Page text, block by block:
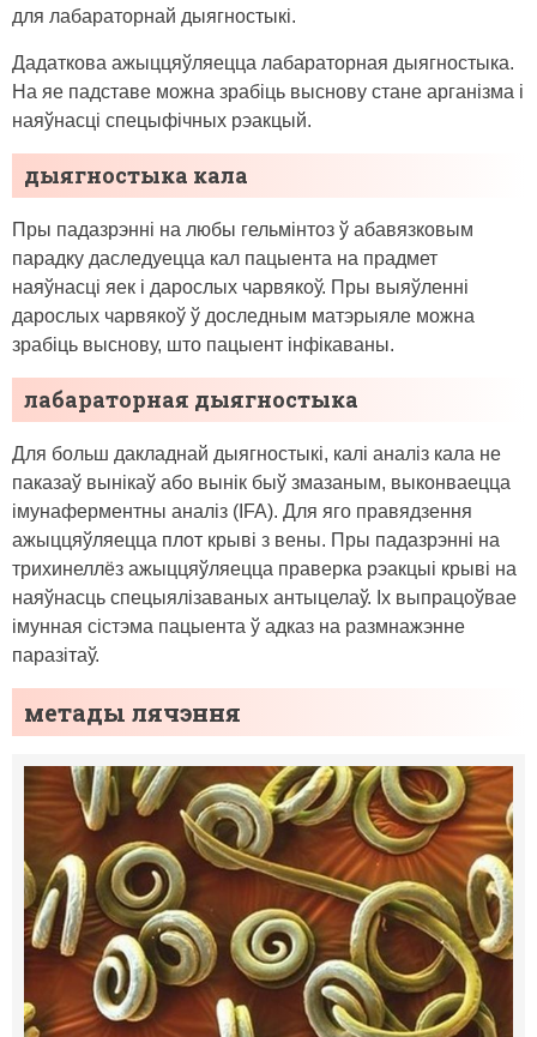
для лабараторнай дыягностыкі.
Дадаткова ажыццяўляецца лабараторная дыягностыка.
На яе падставе можна зрабіць выснову стане арганізма і
наяўнасці спецыфічных рэакцый.
дыягностыка кала
Пры падазрэнні на любы гельмінтоз ў абавязковым
парадку даследуецца кал пацыента на прадмет
наяўнасці яек і дарослых чарвякоў. Пры выяўленні
дарослых чарвякоў ў доследным матэрыяле можна
зрабіць выснову, што пацыент інфікаваны.
лабараторная дыягностыка
Для больш дакладнай дыягностыкі, калі аналіз кала не
паказаў вынікаў або вынік быў змазаным, выконваецца
імунаферментны аналіз (IFA). Для яго правядзення
ажыццяўляецца плот крыві з вены. Пры падазрэнні на
трихинеллёз ажыццяўляецца праверка рэакцыі крыві на
наяўнасць спецыялізаваных антыцелаў. Іх выпрацоўвае
імунная сістэма пацыента ў адказ на размнажэнне
паразітаў.
метады лячэння